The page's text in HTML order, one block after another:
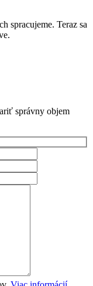
spracujeme. Teraz sa
správny objem